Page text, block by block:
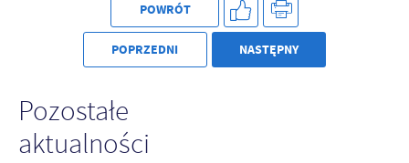
POWRÓT
POPRZEDNI NASTĘPNY
Pozostałe
aktualności